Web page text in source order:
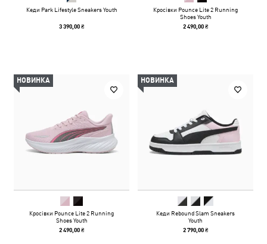
Кеди Park Lifestyle Sneakers Youth
3 390,00 ₴
Кросівки Pounce Lite 2 Running
Shoes Youth
2 490,00 ₴
НОВИНКА
Кросівки Pounce Lite 2 Running
Shoes Youth
2 490,00 ₴
НОВИНКА
Кеди Rebound Slam Sneakers
Youth
2 790,00 ₴